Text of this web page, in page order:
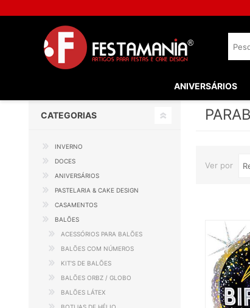
ANIVERSÁRIOS
Ver por
CATEGORIAS
INVERNO
DOCES
ANIVERSÁRIOS
PASTELARIA & CAKE DESIGN
CASAMENTOS
BALÕES
ACESSÓRIOS PARA BALÕES
BALÕES COM NÚMEROS
KIT'S DE BALÕES
BALÕES ORBZ / GLOBO
BALÕES LÁTEX